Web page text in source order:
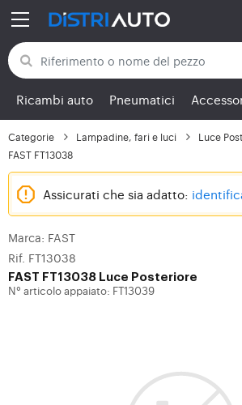
Torna alle categorie
Ricambi auto Pneumatici
Categorie Lampadine, fari e luci
Luce
FAST FT13038
Assicurati che sia adatto:
Marca: FAST
Rif. FT13038
FAST FT13038 Luce Posteriore
N° articolo appaiato: FT13039